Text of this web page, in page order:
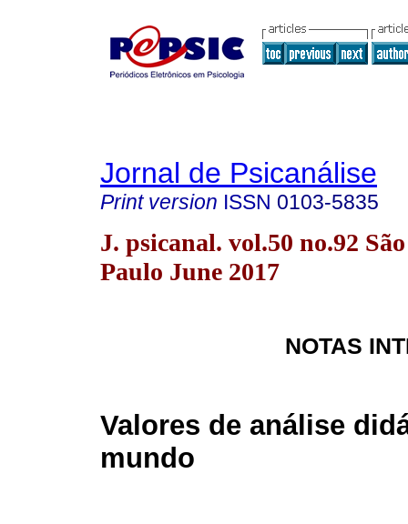
Jornal de Psicanálise
Print version ISSN 0103-5835
J. psicanal. vol.50 no.92 São
Paulo June 2017
NOTAS
Valores de análise
mundo